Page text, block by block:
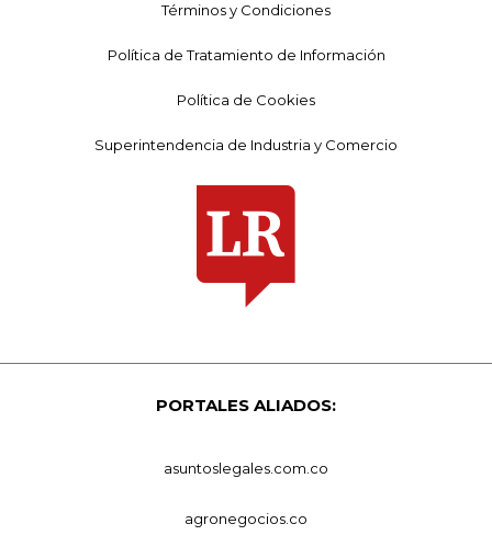
Términos y Condiciones
Política de Tratamiento de Información
Política de Cookies
Superintendencia de Industria y Comercio
PORTALES ALIADOS:
asuntoslegales.com.co
agronegocios.co